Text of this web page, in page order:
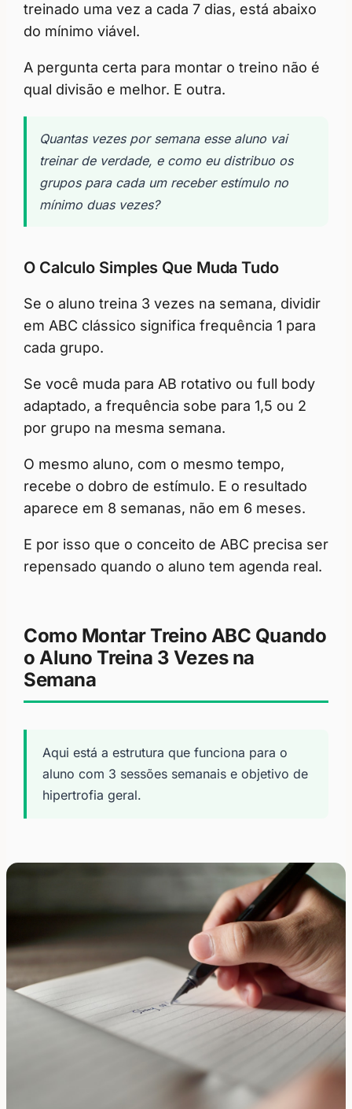
treinado uma vez a cada 7 dias, está abaixo
do mínimo viável.
A pergunta certa para montar o treino não é
qual divisão e melhor. E outra.
Quantas vezes por semana esse aluno vai
treinar de verdade, e como eu distribuo os
grupos para cada um receber estímulo no
mínimo duas vezes?
O Calculo Simples Que Muda Tudo
Se o aluno treina 3 vezes na semana, dividir
em ABC clássico significa frequência 1 para
cada grupo.
Se você muda para AB rotativo ou full body
adaptado, a frequência sobe para 1,5 ou 2
por grupo na mesma semana.
O mesmo aluno, com o mesmo tempo,
recebe o dobro de estímulo. E o resultado
aparece em 8 semanas, não em 6 meses.
E por isso que o conceito de ABC precisa ser
repensado quando o aluno tem agenda real.
Como Montar Treino ABC Quando
o Aluno Treina 3 Vezes na
Semana
Aqui está a estrutura que funciona para o
aluno com 3 sessões semanais e objetivo de
hipertrofia geral.